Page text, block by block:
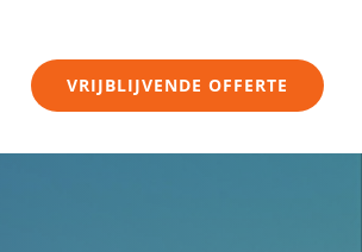
VRIJBLIJVENDE OFFERTE